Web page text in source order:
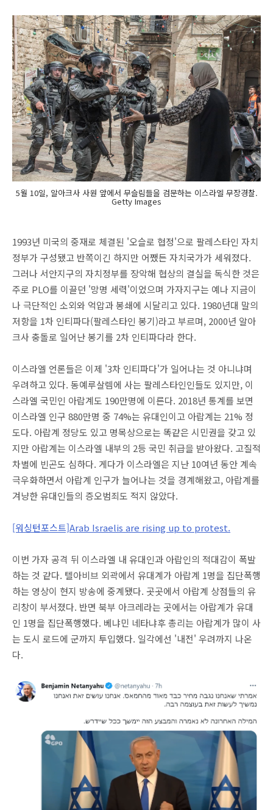
5월 10일, 알아크사 사원 앞에서 무슬림들을 검문하는 이스라엘 무장경찰.
Getty Images
1993년 미국의 중재로 체결된 '오슬로 협정'으로 팔레스타인 자치
정부가 구성됐고 반쪽이긴 하지만 어쨌든 자치국가가 세워졌다.
그러나 서안지구의 자치정부를 장악해 협상의 결실을 독식한 것은
주로 PLO를 이끌던 '망명 세력'이었으며 가자지구는 예나 지금이
나 극단적인 소외와 억압과 봉쇄에 시달리고 있다. 1980년대 말의
저항을 1차 인티파다(팔레스타인 봉기)라고 부르며, 2000년 알아
크사 충돌로 일어난 봉기를 2차 인티파다라 한다.
이스라엘 언론들은 이제 '3차 인티파다'가 일어나는 것 아니냐며
우려하고 있다. 동예루살렘에 사는 팔레스타인인들도 있지만, 이
스라엘 국민인 아랍계도 190만명에 이른다. 2018년 통계를 보면
이스라엘 인구 880만명 중 74%는 유대인이고 아랍계는 21% 정
도다. 아랍계 정당도 있고 명목상으로는 똑같은 시민권을 갖고 있
지만 아랍계는 이스라엘 내부의 2등 국민 취급을 받아왔다. 고질적
차별에 빈곤도 심하다. 게다가 이스라엘은 지난 10여년 동안 계속
극우화하면서 아랍계 인구가 늘어나는 것을 경계해왔고, 아랍계를
겨냥한 유대인들의 증오범죄도 적지 않았다.
[워싱턴포스트]Arab Israelis are rising up to protest.
이번 가자 공격 뒤 이스라엘 내 유대인과 아랍인의 적대감이 폭발
하는 것 같다. 텔아비브 외곽에서 유대계가 아랍계 1명을 집단폭행
하는 영상이 현지 방송에 중계됐다. 곳곳에서 아랍계 상점들의 유
리창이 부서졌다. 반면 북부 아크레라는 곳에서는 아랍계가 유대
인 1명을 집단폭행했다. 베냐민 네타냐후 총리는 아랍계가 많이 사
는 도시 로드에 군까지 투입했다. 일각에선 '내전' 우려까지 나온
다.